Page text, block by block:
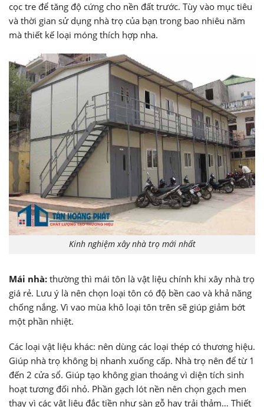
cọc tre để tăng độ cứng cho nền đất trước. Tùy vào mục tiêu
và thời gian sử dụng nhà trọ của bạn trong bao nhiêu năm
mà thiết kế loại móng thích hợp nha.
Kinh nghiệm xây nhà trọ mới nhất
Mái nhà: thường thì mái tôn là vật liệu chính khi xây nhà trọ
giá rẻ. Lưu ý là nên chọn loại tôn có độ bền cao và khả năng
chống nắng. Vì vao mùa khô loại tôn trên sẽ giúp giảm bớt
một phần nhiệt.
Các loại vật liệu khác: nên dùng các loại thép có thương hiệu.
Giúp nhà trọ không bị nhanh xuống cấp. Nhà trọ nên để từ 1
đến 2 cửa sổ. Giúp tạo không gian thoáng vì diện tích sinh
hoạt tương đối nhỏ. Phần gạch lót nền nên chọn gạch men
thay vì các vật liệu đắc tiền như sàn gỗ hay trải thảm… Thiết